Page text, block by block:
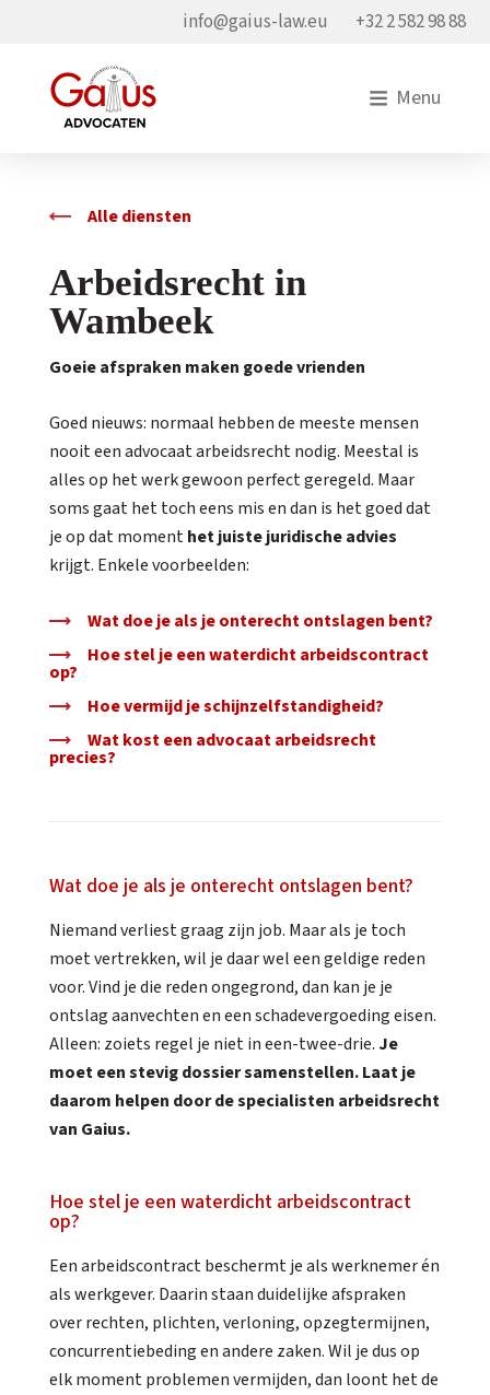
+32 2 582 98 88
info@gaius-law.eu
Menu
Alle diensten
Arbeidsrecht in
Wambeek
Goeie afspraken maken goede vrienden
Goed nieuws: normaal hebben de meeste mensen
nooit een advocaat arbeidsrecht nodig. Meestal is
alles op het werk gewoon perfect geregeld. Maar
soms gaat het toch eens mis en dan is het goed dat
je op dat momenthet juiste juridische advies
krijgt. Enkele voorbeelden:
Wat doe je als je onterecht ontslagen bent?
Hoe stel je een waterdicht arbeidscontract
op?
Hoe vermijd je schijnzelfstandigheid?
Wat kost een advocaat arbeidsrecht
precies?
Wat doe je als je onterecht ontslagen bent?
Niemand verliest graag zijn job. Maar als je toch
moet vertrekken, wil je daar wel een geldige reden
voor. Vind je die reden ongegrond, dan kan je je
ontslag aanvechten en een schadevergoeding eisen.
Alleen: zoiets regel je niet in een-twee-drie. Je
moet een stevig dossier samenstellen. Laat je
daarom helpen door de specialisten arbeidsrecht
van Gaius.
Hoe stel je een waterdicht arbeidscontract
op?
Een arbeidscontract beschermt je als werknemer én
als werkgever. Daarin staan duidelijke afspraken
over rechten, plichten, verloning, opzegtermijnen,
concurrentiebeding en andere zaken. Wil je dus op
elk moment problemen vermijden, dan loont het de